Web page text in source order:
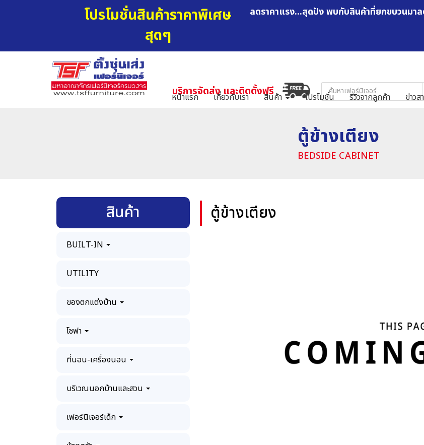
โปรโมชั่นสินค้าราคาพิเศษ
สุดๆ
ลดราคาแรง...สุดปัง พบกับสินค้าที่ยกขบวนมาล
หน้าแรก เกี่ยวกับเรา สินค้า โปรโมชั่น รีวิวจากลูกค้า ข่าว
บริการจัดส่ง และติดตั้งฟรี
ตู้ข้างเตียง
BEDSIDE CABINET
สินค้า
BUILT-IN
UTILITY
ของตกแต่งบ้าน
โซฟา
ที่นอน-เครื่องนอน
บริเวณนอกบ้านและสวน
เฟอร์นิเจอร์เด็ก
ตู้ข้างเตียง